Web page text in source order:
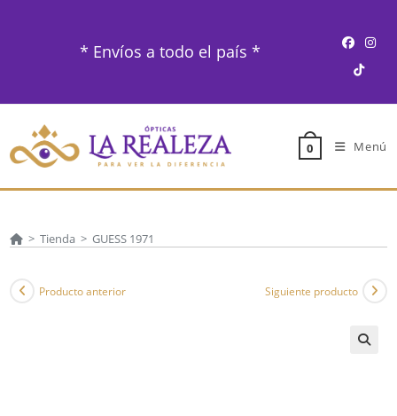
* Envíos a todo el país *
0 Menú
> Tienda > GUESS 1971
Producto anterior Siguiente producto